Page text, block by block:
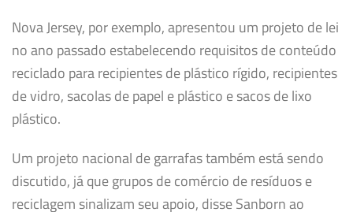
Nova Jersey, por exemplo, apresentou um projeto de lei
no ano passado estabelecendo requisitos de conteúdo
reciclado para recipientes de plástico rígido, recipientes
de vidro, sacolas de papel e plástico e sacos de lixo
plástico.
Um projeto nacional de garrafas também está sendo
discutido, já que grupos de comércio de resíduos e
reciclagem sinalizam seu apoio, disse Sanborn ao